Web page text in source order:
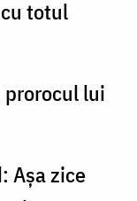
totul
prorocul lui
Aşa zice